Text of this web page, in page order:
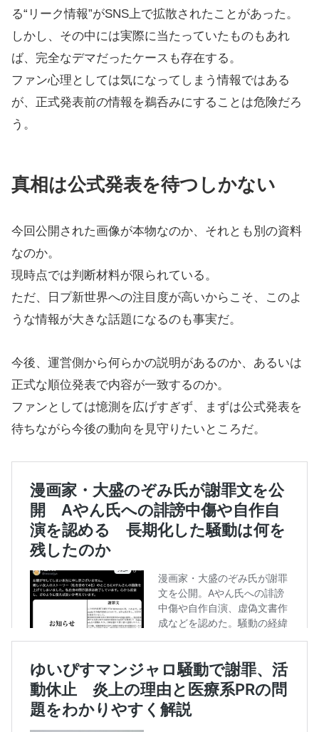
る“リーク情報”がSNS上で拡散されたことがあった。
しかし、その中には実際に当たっていたものもあれ
ば、完全なデマだったケースも存在する。
ファン心理としては気になってしまう情報ではある
が、正式発表前の情報を鵜呑みにすることは危険だろ
う。
真相は公式発表を待つしかない
今回公開された画像が本物なのか、それとも別の資料
なのか。
現時点では判断材料が限られている。
ただ、日プ新世界への注目度が高いからこそ、このよ
うな情報が大きな話題になるのも事実だ。
今後、運営側から何らかの説明があるのか、あるいは
正式な順位発表で内容が一致するのか。
ファンとしては憶測を広げすぎず、まずは公式発表を
待ちながら今後の動向を見守りたいところだ。